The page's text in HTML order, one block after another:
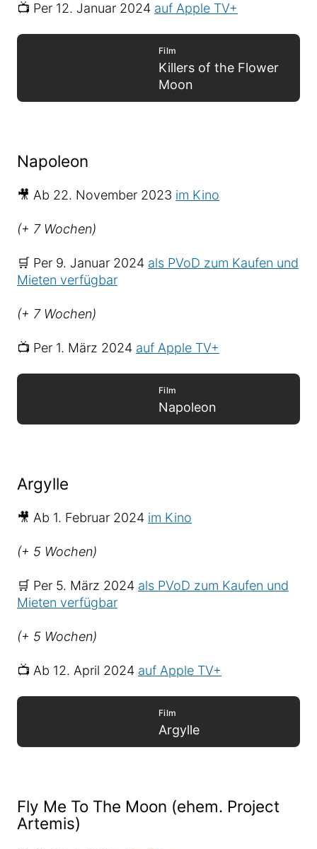
📺 Per 12. Januar 2024 auf Apple TV+
Film
Killers of the Flower
Moon
Napoleon
🎥 Ab 22. November 2023 im Kino
(+ 7 Wochen)
🛒 Per 9. Januar 2024 als PVoD zum Kaufen und
Mieten verfügbar
(+ 7 Wochen)
📺 Per 1. März 2024 auf Apple TV+
Film
Napoleon
Argylle
🎥 Ab 1. Februar 2024 im Kino
(+ 5 Wochen)
🛒 Per 5. März 2024 als PVoD zum Kaufen und
Mieten verfügbar
(+ 5 Wochen)
📺 Ab 12. April 2024 auf Apple TV+
Film
Argylle
Fly Me To The Moon (ehem. Project
Artemis)